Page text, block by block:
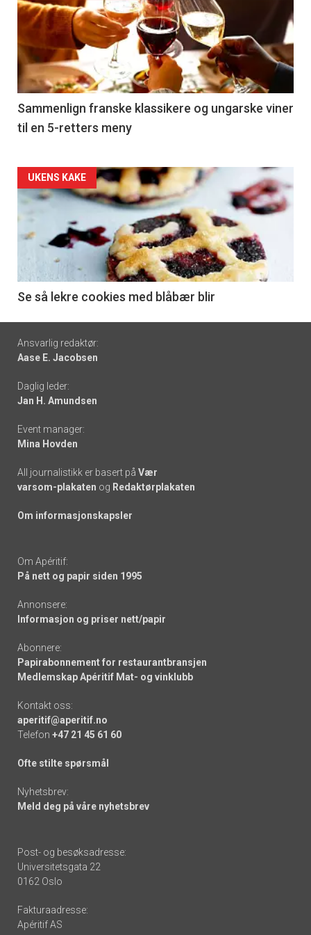
akkurat
nå
-
5
Sammenlign franske klassikere og ungarske viner
til en 5-retters meny
Forsiden
akkurat
nå
6
UKENS KAKE
Se så lekre cookies med blåbær blir
Footer
-
links
Ansvarlig redaktør:
Aase E. Jacobsen
Daglig leder:
Jan H. Amundsen
Event manager:
Mina Hovden
All journalistikk er basert på Vær
varsom-plakaten og Redaktørplakaten
Om informasjonskapsler
Om Apéritif:
På nett og papir siden 1995
Annonsere:
Informasjon og priser nett/papir
Abonnere:
Papirabonnement for restaurantbransjen
Medlemskap Apéritif Mat- og vinklubb
Kontakt oss:
aperitif@aperitif.no
Telefon +47 21 45 61 60
Ofte stilte spørsmål
Nyhetsbrev:
Meld deg på våre nyhetsbrev
Post- og besøksadresse:
Universitetsgata 22
0162 Oslo
Fakturaadresse:
Apéritif AS